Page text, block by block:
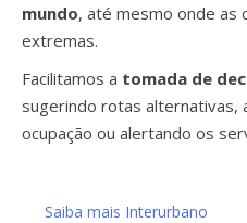
mundo, até mesmo onde as
extremas.
Facilitamos a tomada de
sugerindo rotas alternativas,
ocupação ou alertando os
Saiba mais Interurbano